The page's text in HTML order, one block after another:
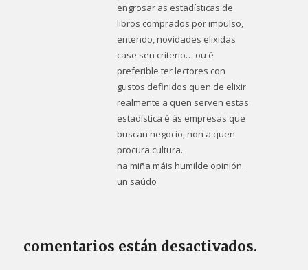
engrosar as estadísticas de
libros comprados por impulso,
entendo, novidades elixidas
case sen criterio… ou é
preferible ter lectores con
gustos definidos quen de elixir.
realmente a quen serven estas
estadística é ás empresas que
buscan negocio, non a quen
procura cultura.
na miña máis humilde opinión.
un saúdo
comentarios están desactivados.